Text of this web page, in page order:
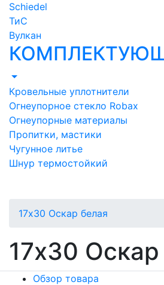
Schiedel
ТиС
Вулкан
Кровельные уплотнители
Огнеупорное стекло Robax
Огнеупорные материалы
Пропитки, мастики
Чугунное литье
Шнур термостойкий
17х30 Оскар белая
17х30
Обзор товара